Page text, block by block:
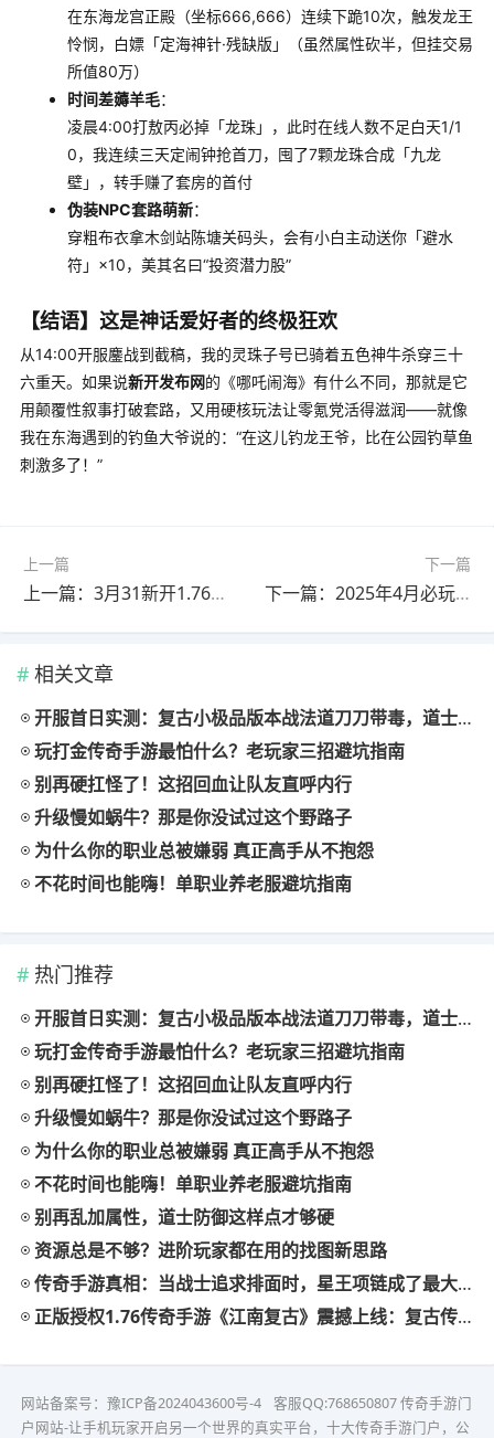
在东海龙宫正殿（坐标666,666）连续下跪10次，触发龙王
怜悯，白嫖「定海神针·残缺版」（虽然属性砍半，但挂交易
所值80万）
时间差薅羊毛：
凌晨4:00打敖丙必掉「龙珠」，此时在线人数不足白天1/1
0，我连续三天定闹钟抢首刀，囤了7颗龙珠合成「九龙
壁」，转手赚了套房的首付
伪装NPC套路萌新：
穿粗布衣拿木剑站陈塘关码头，会有小白主动送你「避水
符」×10，美其名曰“投资潜力股”
【结语】这是神话爱好者的终极狂欢
从14:00开服鏖战到截稿，我的灵珠子号已骑着五色神牛杀穿三十
六重天。如果说新开发布网的《哪吒闹海》有什么不同，那就是它
用颠覆性叙事打破套路，又用硬核玩法让零氪党活得滋润——就像
我在东海遇到的钓鱼大爷说的：“在这儿钓龙王爷，比在公园钓草鱼
刺激多了！”
上一篇
上一篇：3月31新开1.76小极品传奇！《圣战屠龙》爆率实测+职业推荐指南
下一篇
下一篇：2025年4月必玩！〈东方沉默〉首测评测：老传奇玩家的“沉默”新体验
相关文章
开服首日实测：复古小极品版本战法道刀刀带毒，道士宝宝猛到离谱
玩打金传奇手游最怕什么？老玩家三招避坑指南
别再硬扛怪了！这招回血让队友直呼内行
升级慢如蜗牛？那是你没试过这个野路子
为什么你的职业总被嫌弱 真正高手从不抱怨
不花时间也能嗨！单职业养老服避坑指南
热门推荐
开服首日实测：复古小极品版本战法道刀刀带毒，道士宝宝猛到离谱
玩打金传奇手游最怕什么？老玩家三招避坑指南
别再硬扛怪了！这招回血让队友直呼内行
升级慢如蜗牛？那是你没试过这个野路子
为什么你的职业总被嫌弱 真正高手从不抱怨
不花时间也能嗨！单职业养老服避坑指南
别再乱加属性，道士防御这样点才够硬
资源总是不够？进阶玩家都在用的找图新思路
传奇手游真相：当战士追求排面时，星王项链成了最大的讽刺
正版授权1.76传奇手游《江南复古》震撼上线：复古传奇品牌大服来袭！
网站备案号： 豫ICP备2024043600号-4 客服QQ:768650807传奇手游门
户网站-让手机玩家开启另一个世界的真实平台，十大传奇手游门户，公